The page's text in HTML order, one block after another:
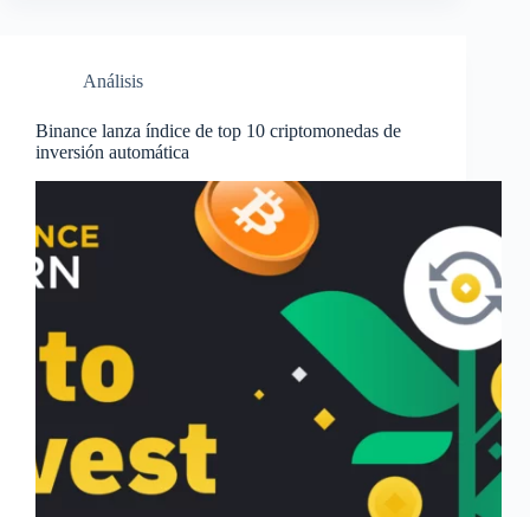
Análisis
Binance lanza índice de top 10 criptomonedas de
inversión automática